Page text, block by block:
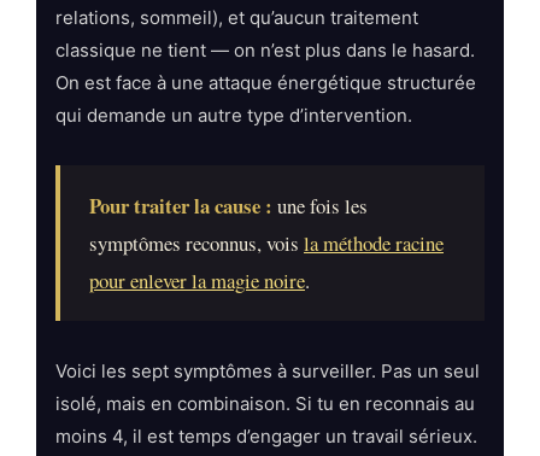
relations, sommeil), et qu’aucun traitement
classique ne tient — on n’est plus dans le hasard.
On est face à une attaque énergétique structurée
qui demande un autre type d’intervention.
Pour traiter la cause : une fois les
symptômes reconnus, vois la méthode racine
pour enlever la magie noire.
Voici les sept symptômes à surveiller. Pas un seul
isolé, mais en combinaison. Si tu en reconnais au
moins 4, il est temps d’engager un travail sérieux.